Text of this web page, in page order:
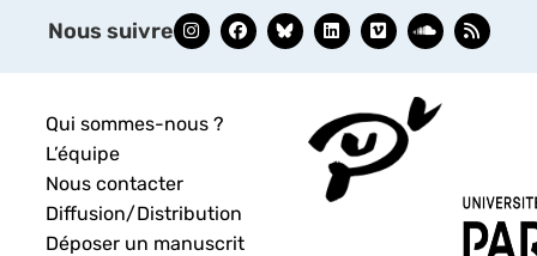
Nous suivre
Qui sommes-nous ?
L’équipe
Nous contacter
Diffusion/Distribution
Déposer un manuscrit